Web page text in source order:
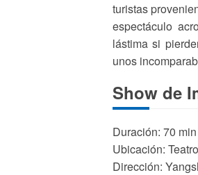
turistas
espectáculo
lástima si
unos
Show de
Duración: 70 min
Ubicación:
Dirección: